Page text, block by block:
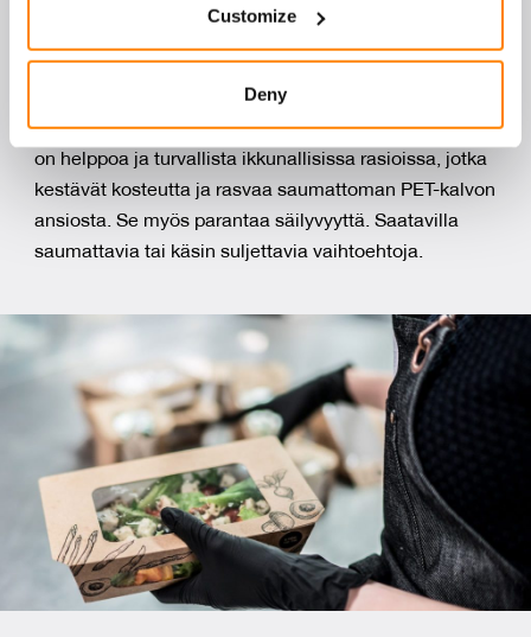
and set your preferences in thedetails section
provide social media features and to analyse our traffic.
our social media, advertising and analytics partners who
may combine it with other information that you’ve
provided to them or that they’ve collected from your use
of their services.
Customize
Deny
PÄ- JA TOR­TIL­LA­KO­TE­LOT
Kartonkinen kolmioleipä- tai tortillakotelo säilyttää
leipätuotteet tuoreina ja siisteinä. Kuljetus ja säilytys
on helppoa ja turvallista ikkunallisissa rasioissa, jotka
kestävät kosteutta ja rasvaa saumattoman PET-kalvon
ansiosta. Se myös parantaa säilyvyyttä. Saatavilla
saumattavia tai käsin suljettavia vaihtoehtoja.